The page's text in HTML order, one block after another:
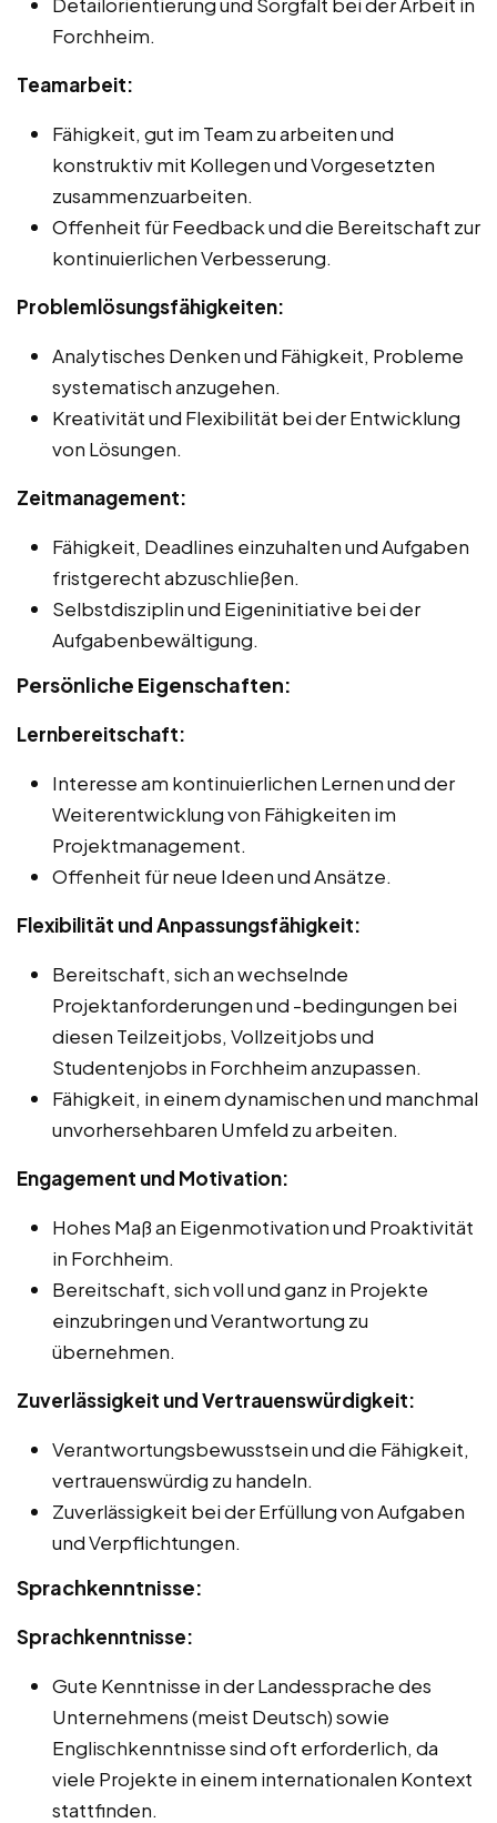
Forchheim.
Teamarbeit:
Fähigkeit, gut im Team zu arbeiten und
konstruktiv mit Kollegen und Vorgesetzten
zusammenzuarbeiten.
Offenheit für Feedback und die Bereitschaft zur
kontinuierlichen Verbesserung.
Problemlösungsfähigkeiten:
Analytisches Denken und Fähigkeit, Probleme
systematisch anzugehen.
Kreativität und Flexibilität bei der Entwicklung
von Lösungen.
Zeitmanagement:
Fähigkeit, Deadlines einzuhalten und Aufgaben
fristgerecht abzuschließen.
Selbstdisziplin und Eigeninitiative bei der
Aufgabenbewältigung.
Persönliche Eigenschaften:
Lernbereitschaft:
Interesse am kontinuierlichen Lernen und der
Weiterentwicklung von Fähigkeiten im
Projektmanagement.
Offenheit für neue Ideen und Ansätze.
Flexibilität und Anpassungsfähigkeit:
Bereitschaft, sich an wechselnde
Projektanforderungen und -bedingungen bei
diesen Teilzeitjobs, Vollzeitjobs und
Studentenjobs in Forchheim anzupassen.
Fähigkeit, in einem dynamischen und manchmal
unvorhersehbaren Umfeld zu arbeiten.
Engagement und Motivation:
Hohes Maß an Eigenmotivation und Proaktivität
in Forchheim.
Bereitschaft, sich voll und ganz in Projekte
einzubringen und Verantwortung zu
übernehmen.
Zuverlässigkeit und Vertrauenswürdigkeit:
Verantwortungsbewusstsein und die Fähigkeit,
vertrauenswürdig zu handeln.
Zuverlässigkeit bei der Erfüllung von Aufgaben
und Verpflichtungen.
Sprachkenntnisse:
Sprachkenntnisse:
Gute Kenntnisse in der Landessprache des
Unternehmens (meist Deutsch) sowie
Englischkenntnisse sind oft erforderlich, da
viele Projekte in einem internationalen Kontext
stattfinden.